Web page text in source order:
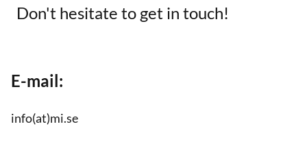
Don't hesitate to get in touch!
E-mail:
info(at)mi.se